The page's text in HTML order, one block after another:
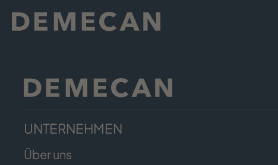
UNTERNEHMEN
Über uns